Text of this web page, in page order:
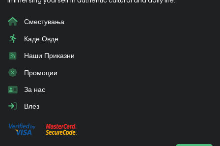
Сместувања
Каде Овде
Наши Приказни
Промоции
За нас
Влез